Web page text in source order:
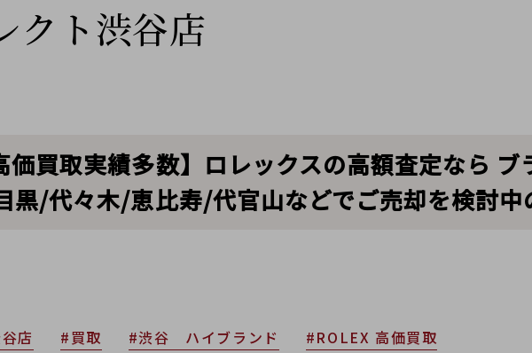
クト渋谷店
価買取実績多数】ロレックスの高額査定なら
/代々木/恵比寿/代官山などでご売却を検討中
店 #買取 #渋谷 ハイブランド #ROLEX 高価買取